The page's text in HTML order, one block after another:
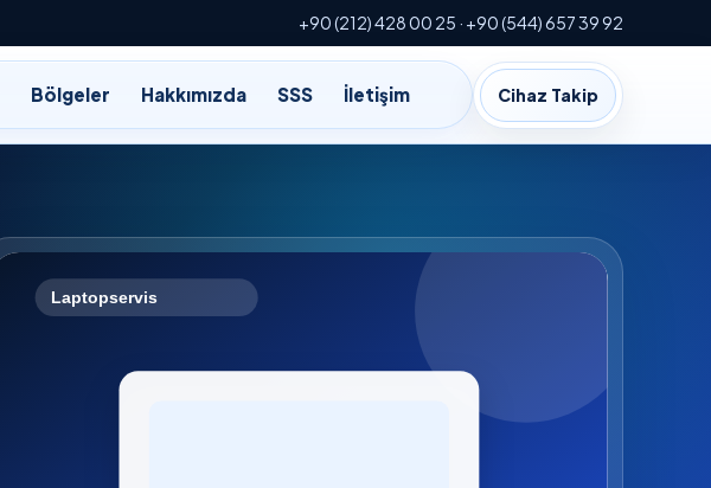
+90 (212) 428 00 25 · +90 (544) 657 39 92
Bölgeler Hakkımızda SSS İletişim Cihaz Takip